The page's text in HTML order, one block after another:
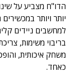
הדו"ח מצביע על
יותר ויותר
למחשבים ניידים
בריבוי משימות,
משחק איכותית,
כאחד.